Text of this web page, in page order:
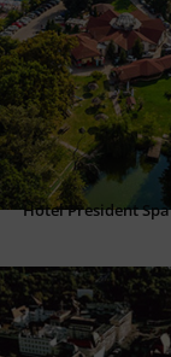
Hotel President Spa